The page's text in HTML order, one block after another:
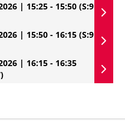
| 15:25 - 15:50 (S:9
| 15:50 - 16:15 (S:9
| 16:15 - 16:35